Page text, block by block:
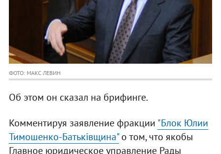
ФОТО: МАКС ЛЕВИН
Об этом он сказал на брифинге.
Комментируя заявление фракции "Блок Юлии
Тимошенко-Батьківщина"о том, что якобы
Главное юридическое управление Рады